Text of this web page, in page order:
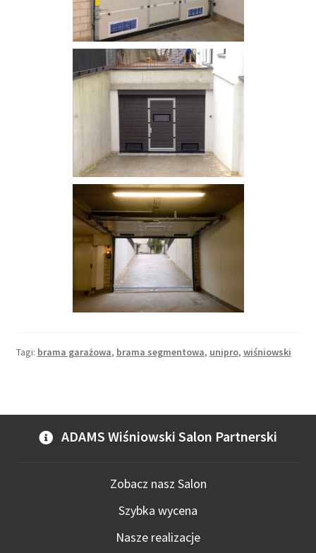
Tagi: brama garażowa, brama segmentowa, unipro, wiśniowski
ADAMS Wiśniowski Salon Partnerski
Zobacz nasz Salon
Szybka wycena
Nasze realizacje